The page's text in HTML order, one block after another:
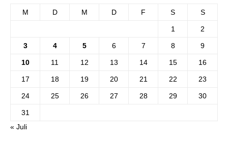
M D M D F S S
1 2
3 4 5 6 7 8 9
10 11 12 13 14 15 16
17 18 19 20 21 22 23
24 25 26 27 28 29 30
31
« Juli